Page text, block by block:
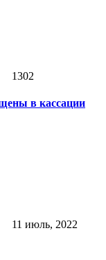
1302
в кассации
11 июль, 2022